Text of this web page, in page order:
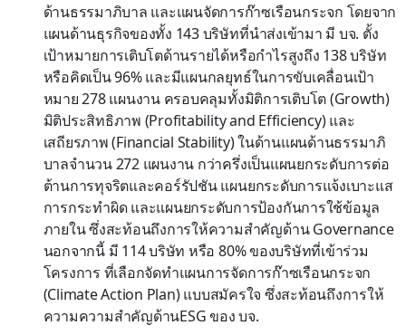
ด้านธรรมาภิบาล และแผนจัดการก๊าซเรือนกระจก โดยจาก
แผนด้านธุรกิจของทั้ง 143บริษัทที่นำส่งเข้ามา มี บจ. ตั้ง
เป้าหมายการเติบโตด้านรายได้หรือกำไรสูงถึง 138บริษัท
หรือคิดเป็น96%และมีแผนกลยุทธ์ในการขับเคลื่อนเป้า
หมาย278แผนงานครอบคลุมทั้งมิติการเติบโต(Growth)
มิติประสิทธิภาพ (Profitability and Efficiency)และ
เสถียรภาพ (Financial Stability)ในด้านแผนด้านธรรมาภิ
บาลจำนวน272 แผนงาน กว่าครึ่งเป็นแผนยกระดับการต่อ
ต้านการทุจริตและคอร์รัปชันแผนยกระดับการแจ้งเบาะแส
การกระทำผิด และแผนยกระดับการป้องกันการใช้ข้อมูล
ภายใน ซึ่งสะท้อนถึงการให้ความสำคัญด้านGovernance
นอกจากนี้ มี 114บริษัท หรือ 80%ของบริษัทที่เข้าร่วม
โครงการ ที่เลือกจัดทำแผนการจัดการก๊าซเรือนกระจก
(Climate Action Plan)แบบสมัครใจ ซึ่งสะท้อนถึงการให้
ความความสำคัญด้านESGของบจ.